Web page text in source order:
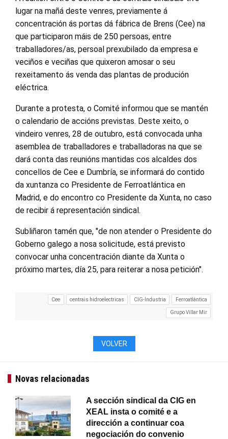
lugar na mañá deste venres, previamente á
concentración ás portas dá fábrica de Brens (Cee) na
que participaron máis de 250 persoas, entre
traballadores/as, persoal prexubilado da empresa e
veciños e veciñas que quixeron amosar o seu
rexeitamento ás venda das plantas de produción
eléctrica.
Durante a protesta, o Comité informou que se mantén
o calendario de accións previstas. Deste xeito, o
vindeiro venres, 28 de outubro, está convocada unha
asemblea de traballadores e traballadoras na que se
dará conta das reunións mantidas cos alcaldes dos
concellos de Cee e Dumbría, se informará do contido
da xuntanza co Presidente de Ferroatlántica en
Madrid, e do encontro co Presidente da Xunta, no caso
de recibir á representación sindical.
Subliñaron tamén que, "de non atender o Presidente do
Goberno galego a nosa solicitude, está previsto
convocar unha concentración diante da Xunta o
próximo martes, día 25, para reiterar a nosa petición".
Cee centrais hidroelectricas CIG-Industria Ferroatlántica
Grupo Villar Mir
VOLVER
Novas relacionadas
A sección sindical da CIG en
XEAL insta o comité e a
dirección a continuar coa
negociación do convenio